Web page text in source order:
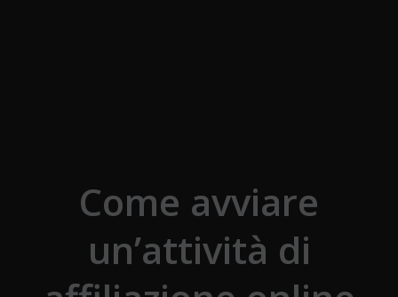
Come avviare
un’attività di